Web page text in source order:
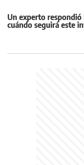
Un experto respondió
cuándo seguirá este